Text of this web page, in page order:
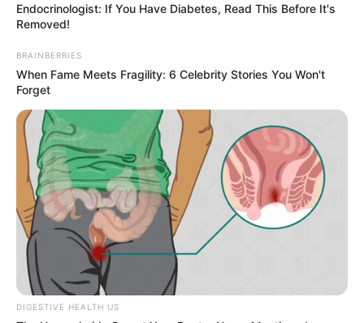
HOME
Home > Brasil Notícia Solidariedade
padaria à sala de aula de uma multinacional russa: a história do
piauiense Jhonatas, 18 anos.
De padaria à sala de aula de uma
multinacional russa: a história do
piauiense Jhonatas, 18 anos.
06:50 Brasil,Notícia Solidariedade
Endocrinologist: If You Have Diabetes, Read This Before It's
Removed!
BRAINBERRIES
When Fame Meets Fragility: 6 Celebrity Stories You Won't
Forget
DIGESTIVE HEALTH US